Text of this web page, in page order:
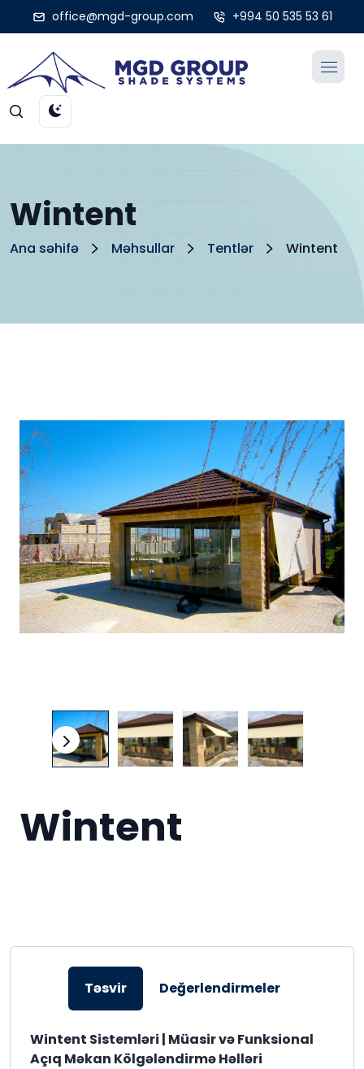
office@mgd-group.com +994 50 535 53 61
Wintent
Ana səhifə Məhsullar Tentlər Wintent
Wintent
Təsvir Değerlendirmeler
Wintent Sistemləri | Müasir və Funksional
Açıq Məkan Kölgələndirmə Həlləri